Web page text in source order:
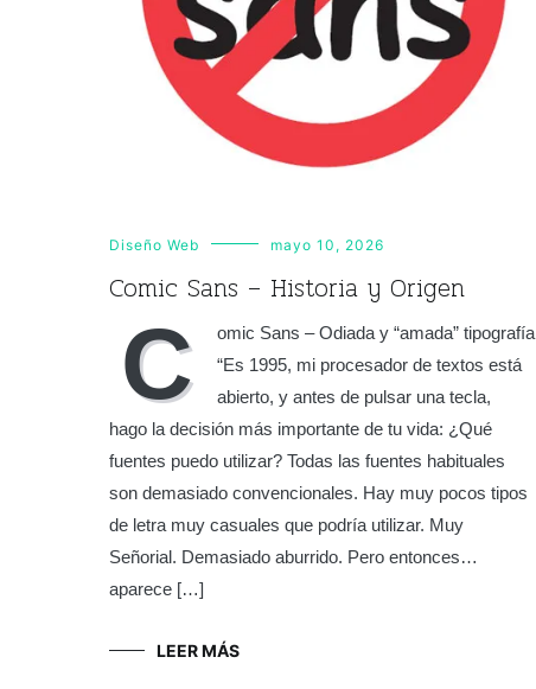
Diseño Web mayo 10, 2026
Comic Sans – Historia y Origen
C
omic Sans – Odiada y “amada” tipografía
“Es 1995, mi procesador de textos está
abierto, y antes de pulsar una tecla,
hago la decisión más importante de tu vida: ¿Qué
fuentes puedo utilizar? Todas las fuentes habituales
son demasiado convencionales. Hay muy pocos tipos
de letra muy casuales que podría utilizar. Muy
Señorial. Demasiado aburrido. Pero entonces…
aparece […]
LEER MÁS